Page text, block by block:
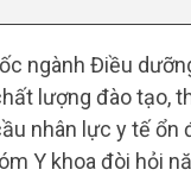
ngành Điều
lượng đào tạo,
nhân lực y tế ổn
Y khoa đòi hỏi